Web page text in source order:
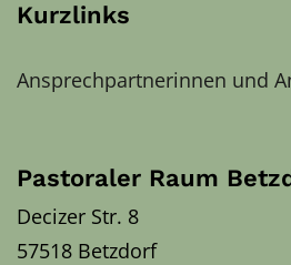
Kurzlinks
Ansprechpartnerinnen und
Pastoraler Raum
Decizer Str. 8
57518 Betzdorf